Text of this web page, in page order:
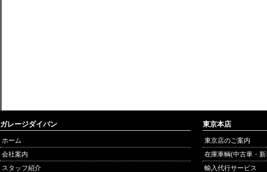
ガレージダイバン
ホーム
会社案内
スタッフ紹介
東京本店
東京店のご案内
在庫車輌(中古車・
輸入代行サービス